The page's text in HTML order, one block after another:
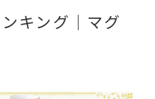
キング｜マグ